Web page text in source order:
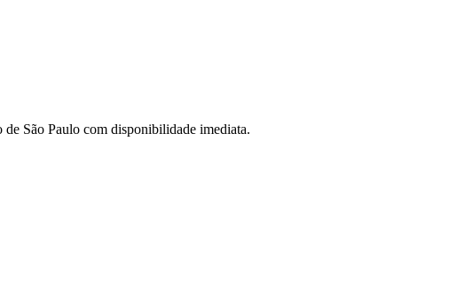
São Paulo com disponibilidade imediata.